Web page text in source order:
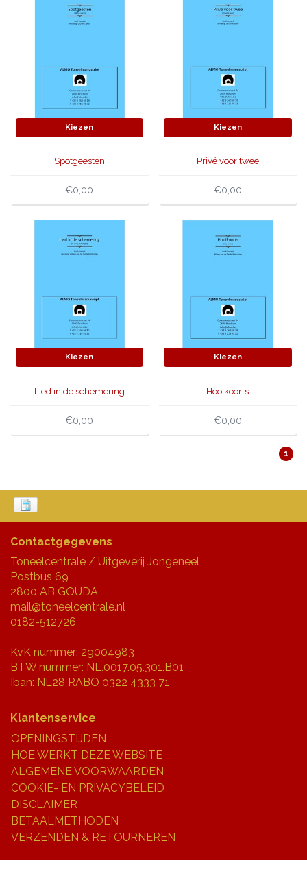
Kiezen
Spotgeesten
€0,00
Kiezen
Privé voor twee
€0,00
Kiezen
Lied in de schemering
€0,00
Kiezen
Hooikoorts
€0,00
1
Contactgegevens
Toneelcentrale / Uitgeverij Jongeneel
Postbus 69
2800 AB GOUDA
mail@toneelcentrale.nl
0182-512726
KvK nummer: 29004983
BTW nummer: NL.0017.05.301.B01
Iban: NL28 RABO 0322 4333 71
Klantenservice
OPENINGSTIJDEN
HOE WERKT DEZE WEBSITE
ALGEMENE VOORWAARDEN
COOKIE- EN PRIVACYBELEID
DISCLAIMER
BETAALMETHODEN
VERZENDEN & RETOURNEREN